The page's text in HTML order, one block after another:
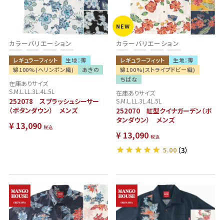
カラーバリエーション
レギュラーフィット
生地：薄
綿100%(ヘリンボン織)
あきの
在庫ありサイズ
S.M.L.LL.3L.4L.5L
252078 スプラッシュシーサー
（ボタンダウン） メンズ
¥ 13,090 税込
カラーバリエーション
レギュラーフィット
生地：薄
綿100%(ストライプドビー織)
ちばな
NEW
在庫ありサイズ
S.M.L.LL.3L.4L.5L
252070 紅型クイナガーデン（ボ
タンダウン） メンズ
¥ 13,090 税込
5.00 （3）